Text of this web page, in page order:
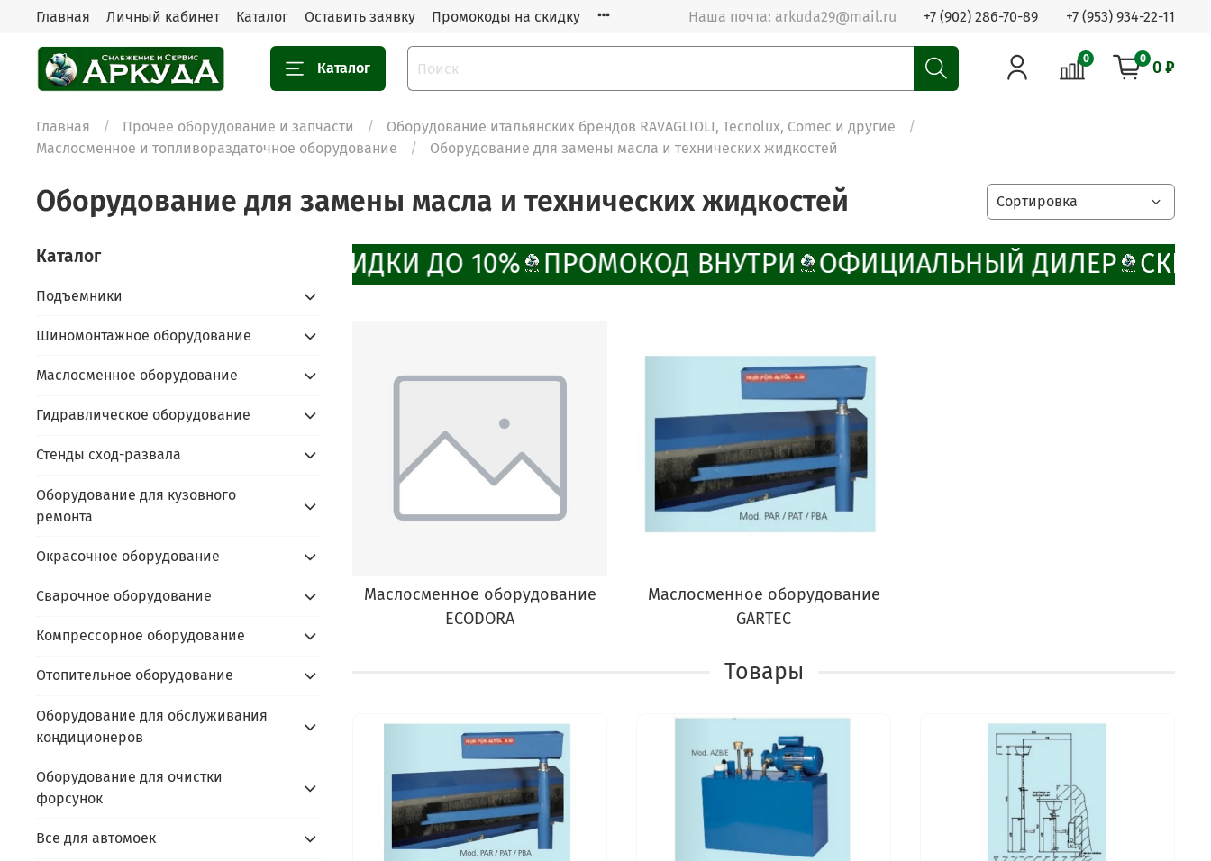
Главная Личный кабинет Каталог Оставить заявку Промокоды на скидку Наша почта: arkuda29@mail.ru +7 (902) 286-70-89 +7 (953) 934-22-11
Каталог
0 0 0 ₽
Главная Прочее оборудование и запчасти
Оборудование итальянских брендов RAVAGLIOLI, Tecnolux, Comec и другие
Маслосменное и топливораздаточное оборудование
Оборудование для замены масла и технических жидкостей
Оборудование для замены масла и технических жидкостей
СКИДКИ ДО 10% ПРОМОКОД ВНУТРИ ОФИЦИАЛЬНЫЙ ДИЛЕР
Маслосменное оборудование
ECODORA
Маслосменное оборудование
GARTEC
Товары
Каталог
Подъемники
Шиномонтажное оборудование
Маслосменное оборудование
Гидравлическое оборудование
Стенды сход-развала
Оборудование для кузовного
ремонта
Окрасочное оборудование
Сварочное оборудование
Компрессорное оборудование
Отопительное оборудование
Оборудование для обслуживания
кондиционеров
Оборудование для очистки
форсунок
Все для автомоек